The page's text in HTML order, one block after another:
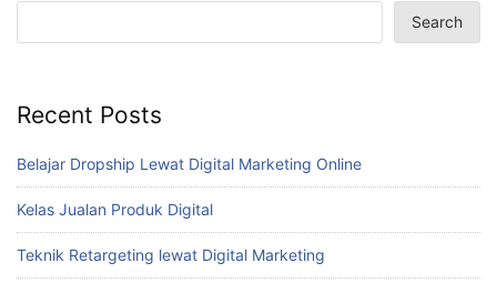
Search
Recent Posts
Belajar Dropship Lewat Digital Marketing Online
Kelas Jualan Produk Digital
Teknik Retargeting lewat Digital Marketing